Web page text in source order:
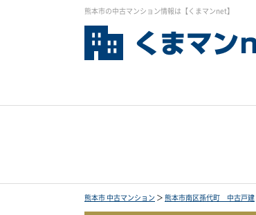
熊本市の中古マンション情報は【くまマンnet】
熊本市 中古マンション ＞ 熊本市南区孫代町 中古戸建